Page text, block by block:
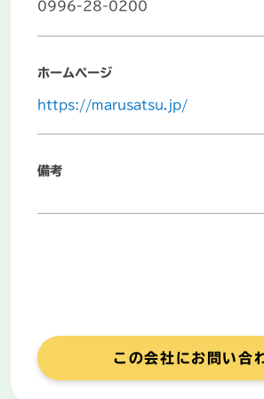
0996-28-0200
ホームページ
https://marusatsu.jp/
備考
この会社にお問い合